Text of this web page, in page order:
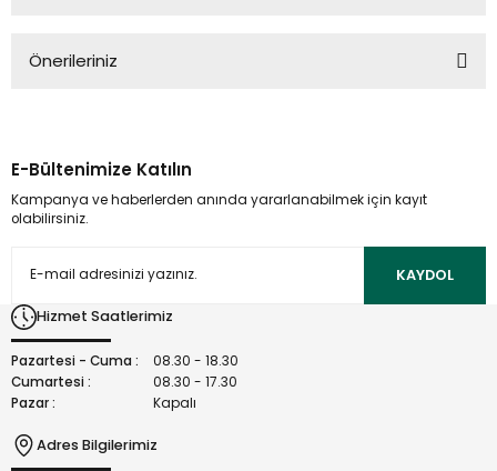
Önerileriniz
kullanarak tarafımıza iletebilirsiniz.
Görüş ve önerileriniz için teşekkür ederiz.
Ürün açıklamasında eksik bilgiler bulunuyor.
Bu ürüne benzer farklı alternatifler olmalı.
E-Bültenimize Katılın
Kampanya ve haberlerden anında yararlanabilmek için kayıt
olabilirsiniz.
KAYDOL
Hizmet Saatlerimiz
Pazartesi - Cuma :
08.30 - 18.30
Cumartesi :
08.30 - 17.30
Pazar :
Kapalı
Adres Bilgilerimiz